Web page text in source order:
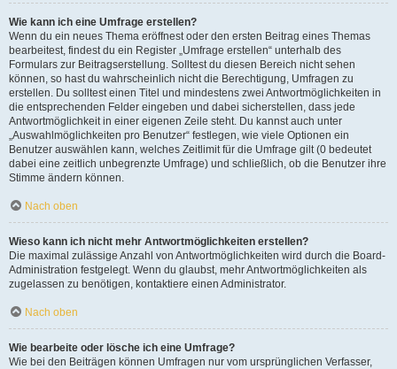
Wie kann ich eine Umfrage erstellen?
Wenn du ein neues Thema eröffnest oder den ersten Beitrag eines Themas
bearbeitest, findest du ein Register „Umfrage erstellen“ unterhalb des
Formulars zur Beitragserstellung. Solltest du diesen Bereich nicht sehen
können, so hast du wahrscheinlich nicht die Berechtigung, Umfragen zu
erstellen. Du solltest einen Titel und mindestens zwei Antwortmöglichkeiten in
die entsprechenden Felder eingeben und dabei sicherstellen, dass jede
Antwortmöglichkeit in einer eigenen Zeile steht. Du kannst auch unter
„Auswahlmöglichkeiten pro Benutzer“ festlegen, wie viele Optionen ein
Benutzer auswählen kann, welches Zeitlimit für die Umfrage gilt (0 bedeutet
dabei eine zeitlich unbegrenzte Umfrage) und schließlich, ob die Benutzer ihre
Stimme ändern können.
Nach oben
Wieso kann ich nicht mehr Antwortmöglichkeiten erstellen?
Die maximal zulässige Anzahl von Antwortmöglichkeiten wird durch die Board-
Administration festgelegt. Wenn du glaubst, mehr Antwortmöglichkeiten als
zugelassen zu benötigen, kontaktiere einen Administrator.
Nach oben
Wie bearbeite oder lösche ich eine Umfrage?
Wie bei den Beiträgen können Umfragen nur vom ursprünglichen Verfasser,